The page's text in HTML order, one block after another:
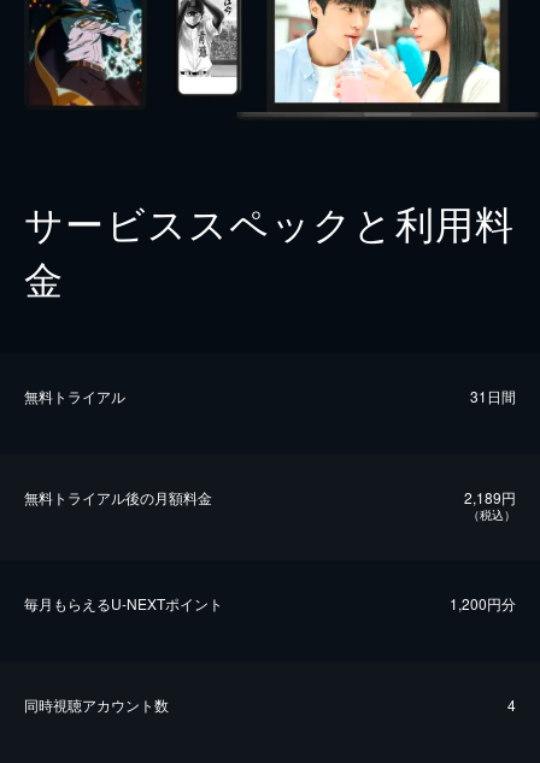
サービススペックと利用料
金
無料トライアル 31日間
無料トライアル後の⽉額料金 2,189円
（税込）
毎⽉もらえるU-NEXTポイント 1,200円分
同時視聴アカウント数 4